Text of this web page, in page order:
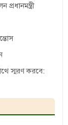
স্মরণ করবে: